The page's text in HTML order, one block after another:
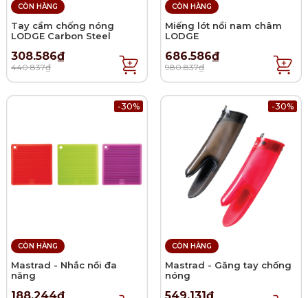
CÒN HÀNG
Tay cầm chống nóng
LODGE Carbon Steel
308.586₫
440.837₫
CÒN HÀNG
Miếng lót nồi nam châm
LODGE
686.586₫
980.837₫
-30%
CÒN HÀNG
Mastrad - Nhắc nồi đa
năng
-30%
CÒN HÀNG
Mastrad - Găng tay chống
nóng